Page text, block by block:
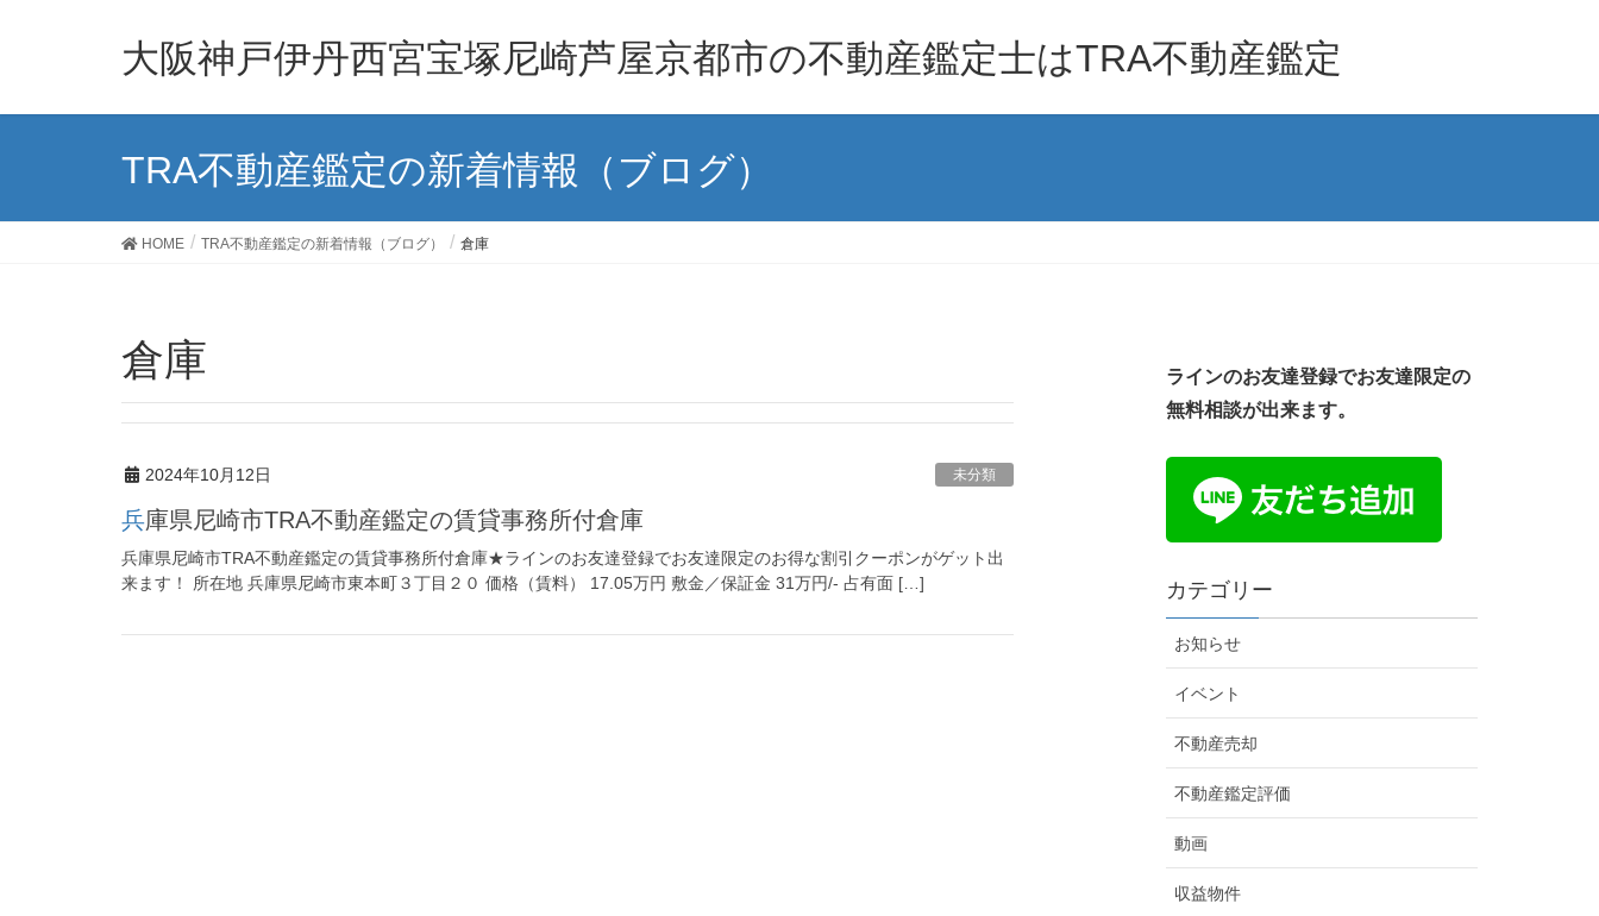
大阪神戸伊丹西宮宝塚尼崎芦屋京都市の不動産鑑定士はTRA不動産鑑定
TRA不動産鑑定の新着情報（ブログ）
HOME TRA不動産鑑定の新着情報（ブログ） 倉庫
倉庫
2024年10月12日 未分類
兵庫県尼崎市TRA不動産鑑定の賃貸事務所付倉庫
兵庫県尼崎市TRA不動産鑑定の賃貸事務所付倉庫★ラインのお友達登録でお友達限定のお得な割引クーポンがゲット出
来ます！ 所在地 兵庫県尼崎市東本町３丁目２０ 価格（賃料） 17.05万円 敷金／保証金 31万円/- 占有面 […]
ラインのお友達登録でお友達限定の
無料相談が出来ます。
カテゴリー
お知らせ
イベント
不動産売却
不動産鑑定評価
動画
収益物件